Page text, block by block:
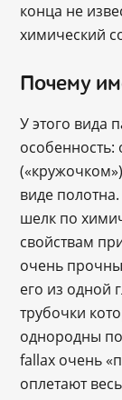
конца не
химический
Почему
У этого вида
особенность:
виде
шелк по
свойствам
очень
его из одной
трубочки
однородны
fallax очень
оплетают